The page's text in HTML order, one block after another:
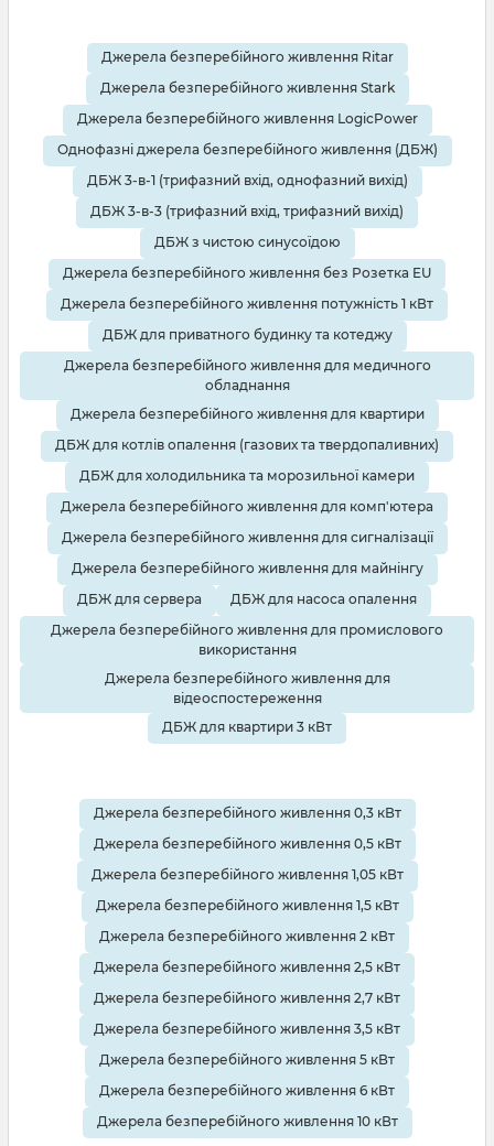
Джерела безперебійного живлення Ritar
Джерела безперебійного живлення Stark
Джерела безперебійного живлення LogicPower
Однофазні джерела безперебійного живлення (ДБЖ)
ДБЖ 3-в-1 (трифазний вхід, однофазний вихід)
ДБЖ 3-в-3 (трифазний вхід, трифазний вихід)
ДБЖ з чистою синусоїдою
Джерела безперебійного живлення без Розетка EU
Джерела безперебійного живлення потужність 1 кВт
ДБЖ для приватного будинку та котеджу
Джерела безперебійного живлення для медичного
обладнання
Джерела безперебійного живлення для квартири
ДБЖ для котлів опалення (газових та твердопаливних)
ДБЖ для холодильника та морозильної камери
Джерела безперебійного живлення для комп'ютера
Джерела безперебійного живлення для сигналізації
Джерела безперебійного живлення для майнінгу
ДБЖ для сервера
ДБЖ для насоса опалення
Джерела безперебійного живлення для промислового
використання
Джерела безперебійного живлення для
відеоспостереження
ДБЖ для квартири 3 кВт
Джерела безперебійного живлення 0,3 кВт
Джерела безперебійного живлення 0,5 кВт
Джерела безперебійного живлення 1,05 кВт
Джерела безперебійного живлення 1,5 кВт
Джерела безперебійного живлення 2 кВт
Джерела безперебійного живлення 2,5 кВт
Джерела безперебійного живлення 2,7 кВт
Джерела безперебійного живлення 3,5 кВт
Джерела безперебійного живлення 5 кВт
Джерела безперебійного живлення 6 кВт
Джерела безперебійного живлення 10 кВт